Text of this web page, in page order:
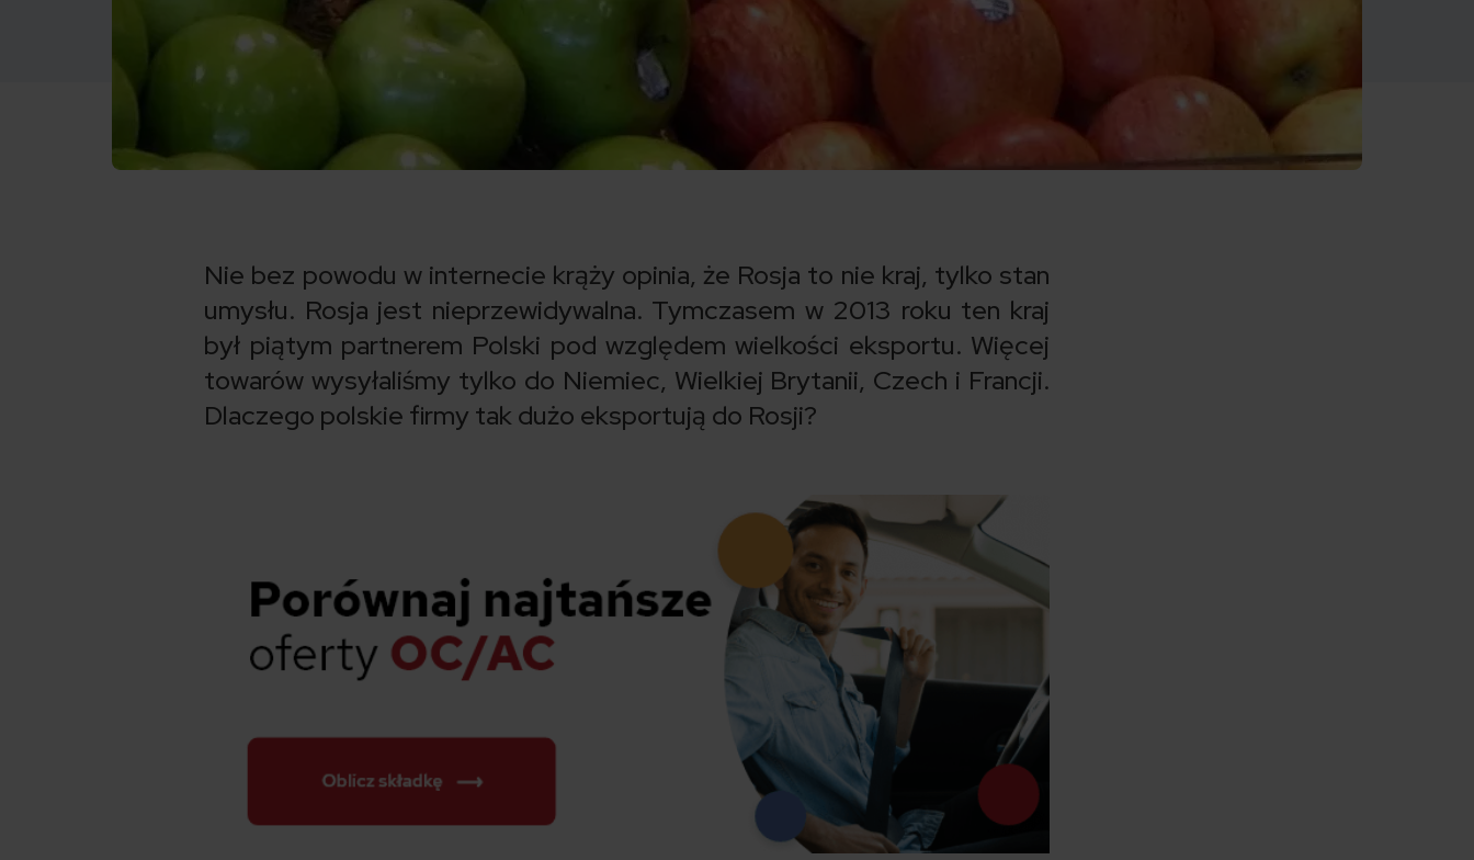
Nie bez powodu w internecie krąży opinia, że Rosja to nie kraj, tylko stan
umysłu. Rosja jest nieprzewidywalna. Tymczasem w 2013 roku ten kraj
był piątym partnerem Polski pod względem wielkości eksportu. Więcej
towarów wysyłaliśmy tylko do Niemiec, Wielkiej Brytanii, Czech i Francji.
Dlaczego polskie firmy tak dużo eksportują do Rosji?